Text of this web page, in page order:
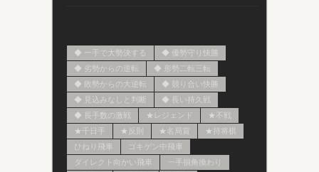
◆ 一手で大勢決する
◆ 優勢守り快勝
◆ 劣勢からの逆転
◆ 形勢二転三転
◆ 敗勢からの大逆転
◆ 競り合い快勝
◆ 見込みなしと判断
◆ 長い持久戦
◆ 長手数の激戦
★レジェンド
★不戦
★千日手
★反則 ★名局賞
★持将棋
ひねり飛車
ゴキゲン中飛車
ダイレクト向かい飛車
一手損角換わり